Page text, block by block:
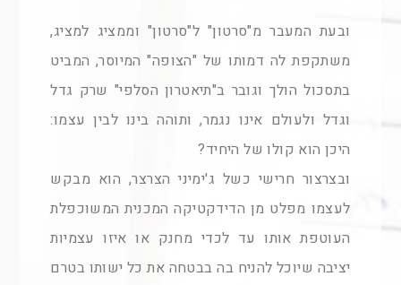
ובעת המעבר מ"סרטון" ל"סרטון" וממציג למציג,
משתקפת לה דמותו של "הצופה" המיוסר, המביט
בתסכול הולך וגובר ב"תיאטרון הסלפי" שרק גדל
וגדל ולעולם אינו נגמר, ותוהה בינו לבין עצמו:
היכן הוא קולו של היחיד?
ובצרצור חרישי כשל ג'ימיני הצרצר, הוא מבקש
לעצמו מפלט מן הדידקטיקה המכנית המשוכפלת
העוטפת אותו עד לכדי מחנק או איזו עצמיות
יציבה שיוכל להניח בה בבטחה את כל ישותו בטרם